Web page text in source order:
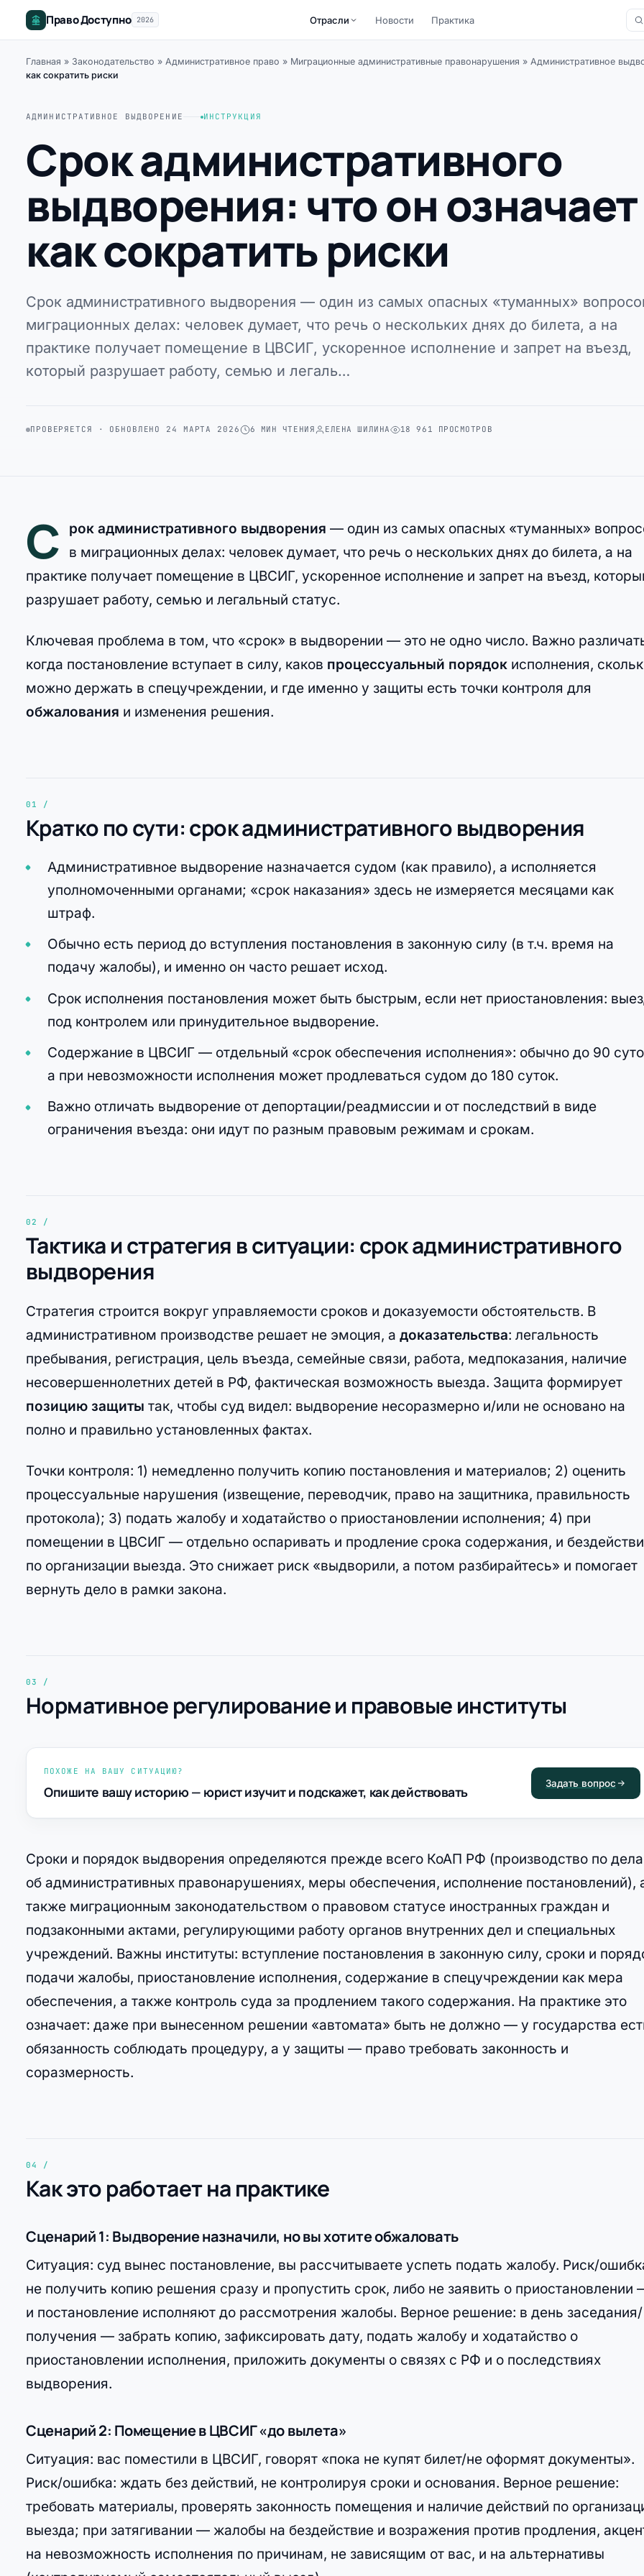
Право Доступно 2026 Отрасли Новости Практика
Главная » Законодательство » Административное право » Миграционные административные правонарушения » Административное
как сократить риски
АДМИНИСТРАТИВНОЕ ВЫДВОРЕНИЕ ИНСТРУКЦИЯ
Срок административного
выдворения: что он
как сократить риски
Срок административного выдворения — один из самых опасных «туманных»
миграционных делах: человек думает, что речь о нескольких днях до билета, а на
практике получает помещение в ЦВСИГ, ускоренное исполнение и запрет на въезд,
который разрушает работу, семью и легаль…
ПРОВЕРЯЕТСЯ · ОБНОВЛЕНО 24 МАРТА 2026 6 МИН ЧТЕНИЯ ЕЛЕНА ШИЛИНА 18 961 ПРОСМОТРОВ
С рок административного выдворения — один из самых опасных «туманных»
в миграционных делах: человек думает, что речь о нескольких днях до билета, а на
практике получает помещение в ЦВСИГ, ускоренное исполнение и запрет на въезд,
разрушает работу, семью и легальный статус.
Ключевая проблема в том, что «срок» в выдворении — это не одно число. Важно
когда постановление вступает в силу, каков процессуальный порядок исполнения,
можно держать в спецучреждении, и где именно у защиты есть точки контроля для
обжалования и изменения решения.
Кратко по сути: срок административного выдворения
Административное выдворение назначается судом (как правило), а исполняется
уполномоченными органами; «срок наказания» здесь не измеряется месяцами как
штраф.
Обычно есть период до вступления постановления в законную силу (в т.ч. время на
подачу жалобы), и именно он часто решает исход.
Срок исполнения постановления может быть быстрым, если нет приостановления:
под контролем или принудительное выдворение.
Содержание в ЦВСИГ — отдельный «срок обеспечения исполнения»: обычно до 90
а при невозможности исполнения может продлеваться судом до 180 суток.
Важно отличать выдворение от депортации/реадмиссии и от последствий в виде
ограничения въезда: они идут по разным правовым режимам и срокам.
Тактика и стратегия в ситуации: срок административного
выдворения
Стратегия строится вокруг управляемости сроков и доказуемости обстоятельств. В
административном производстве решает не эмоция, а доказательства: легальность
пребывания, регистрация, цель въезда, семейные связи, работа, медпоказания, наличие
несовершеннолетних детей в РФ, фактическая возможность выезда. Защита формирует
позицию защиты так, чтобы суд видел: выдворение несоразмерно и/или не основано на
полно и правильно установленных фактах.
Точки контроля: 1) немедленно получить копию постановления и материалов; 2) оценить
процессуальные нарушения (извещение, переводчик, право на защитника, правильность
протокола); 3) подать жалобу и ходатайство о приостановлении исполнения; 4) при
помещении в ЦВСИГ — отдельно оспаривать и продление срока содержания, и
по организации выезда. Это снижает риск «выдворили, а потом разбирайтесь» и помогает
вернуть дело в рамки закона.
Нормативное регулирование и правовые институты
ПОХОЖЕ НА ВАШУ СИТУАЦИЮ?
Опишите вашу историю — юрист изучит и подскажет, как действовать
Задать вопрос
Сроки и порядок выдворения определяются прежде всего КоАП РФ (производство по
об административных правонарушениях, меры обеспечения, исполнение постановлений),
также миграционным законодательством о правовом статусе иностранных граждан и
подзаконными актами, регулирующими работу органов внутренних дел и специальных
учреждений. Важны институты: вступление постановления в законную силу, сроки и
подачи жалобы, приостановление исполнения, содержание в спецучреждении как мера
обеспечения, а также контроль суда за продлением такого содержания. На практике это
означает: даже при вынесенном решении «автомата» быть не должно — у государства
обязанность соблюдать процедуру, а у защиты — право требовать законность и
соразмерность.
Как это работает на практике
Сценарий 1: Выдворение назначили, но вы хотите обжаловать
Ситуация: суд вынес постановление, вы рассчитываете успеть подать жалобу. Риск/
не получить копию решения сразу и пропустить срок, либо не заявить о приостановлении
и постановление исполняют до рассмотрения жалобы. Верное решение: в день заседания/
получения — забрать копию, зафиксировать дату, подать жалобу и ходатайство о
приостановлении исполнения, приложить документы о связях с РФ и о последствиях
выдворения.
Сценарий 2: Помещение в ЦВСИГ «до вылета»
Ситуация: вас поместили в ЦВСИГ, говорят «пока не купят билет/не оформят документы».
Риск/ошибка: ждать без действий, не контролируя сроки и основания. Верное решение:
требовать материалы, проверять законность помещения и наличие действий по
выезда; при затягивании — жалобы на бездействие и возражения против продления,
на невозможность исполнения по причинам, не зависящим от вас, и на альтернативы